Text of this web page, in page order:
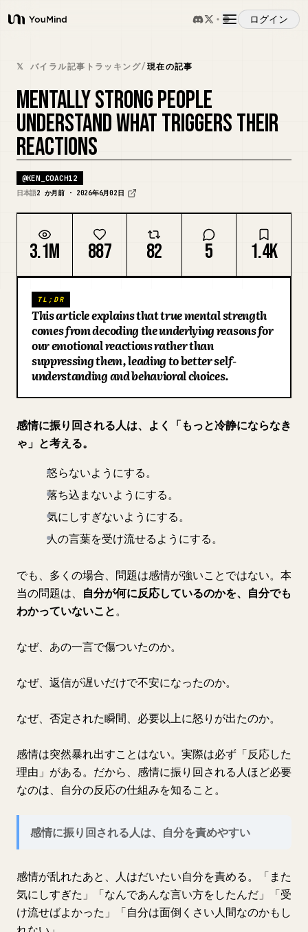
YouMind
ログイン
概要
ユースケース
スキル
プロンプト
ブログ
更新情報
𝕏 バイラル記事トラッキング/現在の記事
MENTALLY STRONG PEOPLE
UNDERSTAND WHAT TRIGGERS THEIR
REACTIONS
@KEN_COACH12
日本語2 か月前 · 2026年6月02日
3.1M 887 82 5 1.4K
TL;DR
This article explains that true mental strength
comes from decoding the underlying reasons for
our emotional reactions rather than
suppressing them, leading to better self-
understanding and behavioral choices.
感情に振り回される人は、よく「もっと冷静にならなき
ゃ」と考える。
怒らないようにする。
落ち込まないようにする。
気にしすぎないようにする。
人の言葉を受け流せるようにする。
でも、多くの場合、問題は感情が強いことではない。本
当の問題は、 自分が何に反応しているのかを、自分でも
わかっていないこと。
なぜ、あの一言で傷ついたのか。
なぜ、返信が遅いだけで不安になったのか。
なぜ、否定された瞬間、必要以上に怒りが出たのか。
感情は突然暴れ出すことはない。実際は必ず「反応した
理由」がある。だから、感情に振り回される人ほど必要
なのは、自分の反応の仕組みを知ること。
感情に振り回される人は、自分を責めやすい
感情が乱れたあと、人はだいたい自分を責める。「また
気にしすぎた」「なんであんな言い方をしたんだ」「受
け流せばよかった」「自分は面倒くさい人間なのかもし